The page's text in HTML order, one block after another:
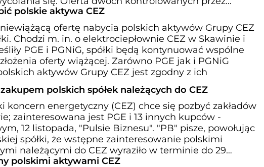
polskie aktywa CEZ
niewiążącą ofertę nabycia polskich aktywów Grupy CEZ
Chodzi m. in. o elektrociepłownie CEZ w Skawinie i
PGE i PGNiG, spółki będą kontynuować wspólne
oferty wiążącej. Zarówno PGE jak i PGNiG
aktywów Grupy CEZ jest zgodny z ich
polskich spółek należących do CEZ
koncern energetyczny (CEZ) chce się pozbyć zakładów
zainteresowana jest PGE i 13 innych kupców -
12 listopada, "Pulsie Biznesu". "PB" pisze, powołując
spółki, że wstępne zainteresowanie polskimi
należącymi do CEZ wyraziło w terminie do 29
polskimi aktywami CEZ